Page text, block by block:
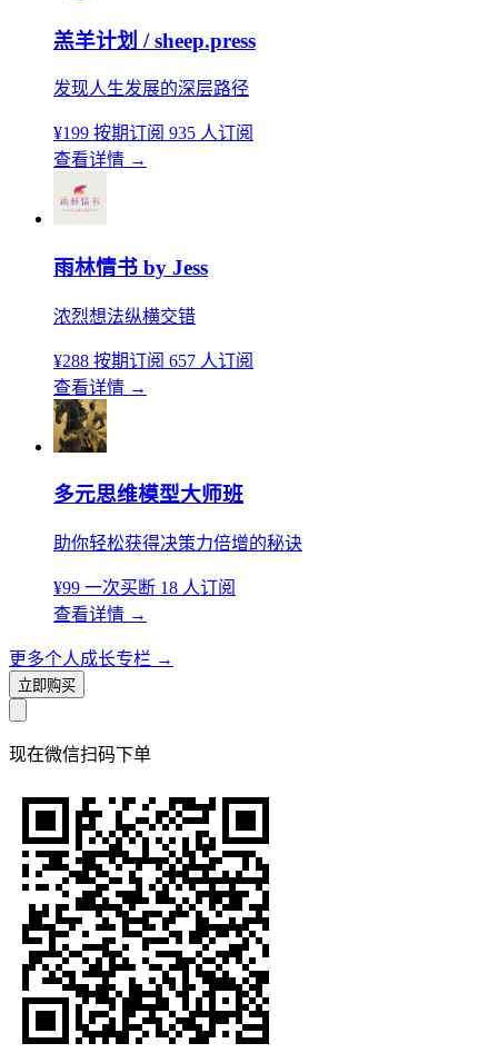
羔羊计划 / sheep.press
发现人生发展的深层路径
¥199 按期订阅 935 人订阅
查看详情 →
雨林情书 by Jess
浓烈想法纵横交错
¥288 按期订阅 657 人订阅
查看详情 →
多元思维模型大师班
助你轻松获得决策力倍增的秘诀
¥99 一次买断 18 人订阅
查看详情 →
更多个人成长专栏 →
立即购买
现在微信扫码下单